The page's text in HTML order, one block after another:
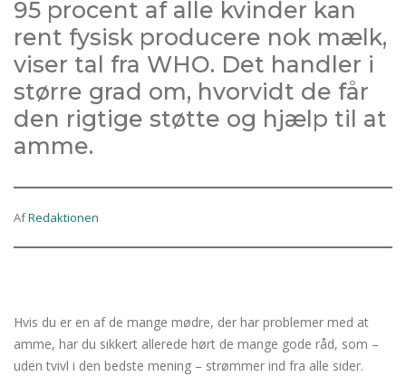
95 procent af alle kvinder kan
rent fysisk producere nok mælk,
viser tal fra WHO. Det handler i
større grad om, hvorvidt de får
den rigtige støtte og hjælp til at
amme.
AfRedaktionen
Hvis du er en af de mange mødre, der har problemer med at
amme, har du sikkert allerede hørt de mange gode råd, som –
uden tvivl i den bedste mening – strømmer ind fra alle sider.